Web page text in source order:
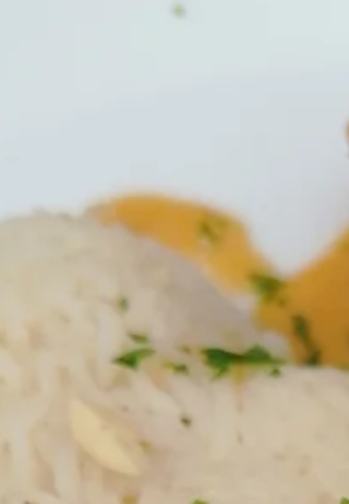
Vorspeise ein Genuss...